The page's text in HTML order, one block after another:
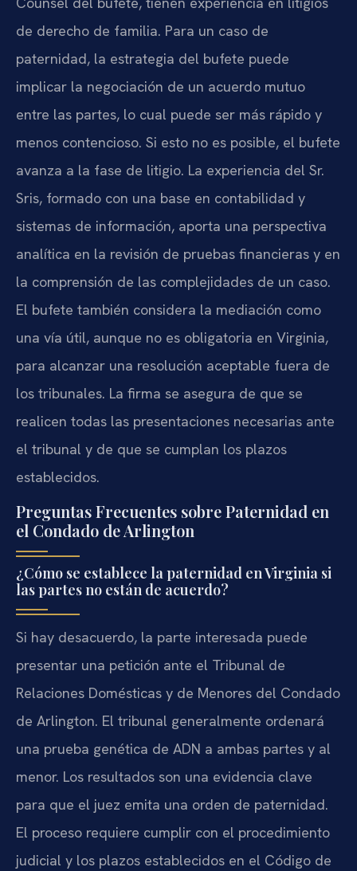
de derecho de familia. Para un caso de
paternidad, la estrategia del bufete puede
implicar la negociación de un acuerdo mutuo
entre las partes, lo cual puede ser más rápido y
menos contencioso. Si esto no es posible, el bufete
avanza a la fase de litigio. La experiencia del Sr.
Sris, formado con una base en contabilidad y
sistemas de información, aporta una perspectiva
analítica en la revisión de pruebas financieras y en
la comprensión de las complejidades de un caso.
El bufete también considera la mediación como
una vía útil, aunque no es obligatoria en Virginia,
para alcanzar una resolución aceptable fuera de
los tribunales. La firma se asegura de que se
realicen todas las presentaciones necesarias ante
el tribunal y de que se cumplan los plazos
establecidos.
Preguntas Frecuentes sobre Paternidad en
el Condado de Arlington
¿Cómo se establece la paternidad en Virginia si
las partes no están de acuerdo?
Si hay desacuerdo, la parte interesada puede
presentar una petición ante el Tribunal de
Relaciones Domésticas y de Menores del Condado
de Arlington. El tribunal generalmente ordenará
una prueba genética de ADN a ambas partes y al
menor. Los resultados son una evidencia clave
para que el juez emita una orden de paternidad.
El proceso requiere cumplir con el procedimiento
judicial y los plazos establecidos en el Código de